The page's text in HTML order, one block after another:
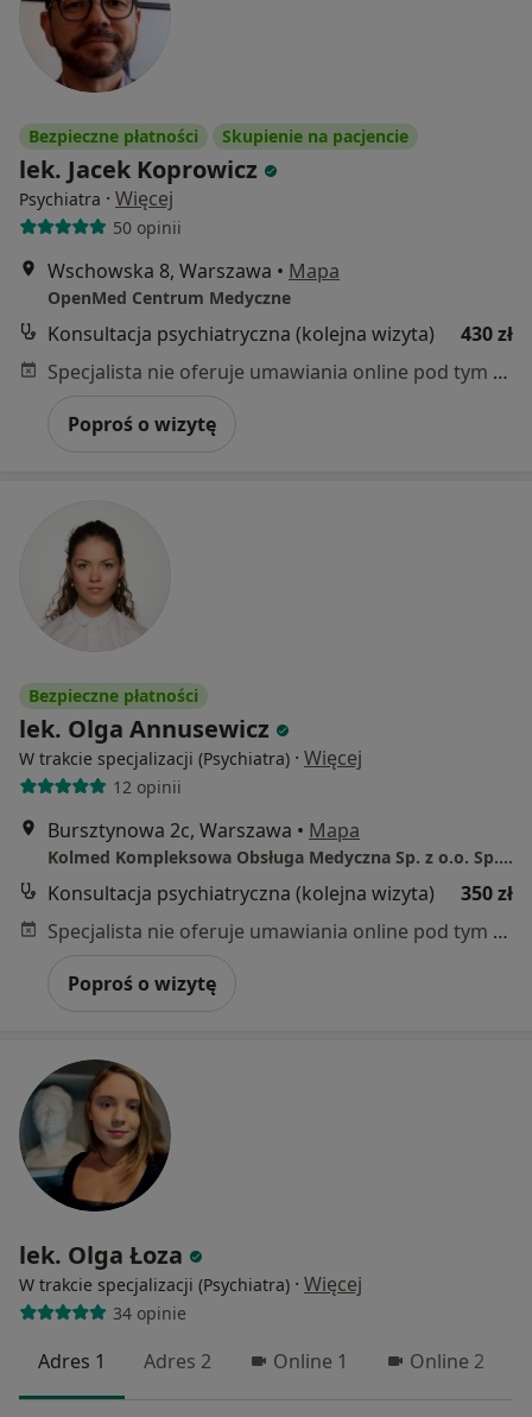
Bezpieczne płatności Skupienie na pacjencie
lek. Jacek Koprowicz
Psychiatra · Więcej
50 opinii
Wschowska 8, Warszawa • Mapa
OpenMed Centrum Medyczne
Konsultacja psychiatryczna (kolejna wizyta)
430 zł
Specjalista nie oferuje umawiania online pod tym adresem.
Poproś o wizytę
Bezpieczne płatności
lek. Olga Annusewicz
W trakcie specjalizacji (Psychiatra) · Więcej
12 opinii
Bursztynowa 2c, Warszawa • Mapa
Kolmed Kompleksowa Obsługa Medyczna Sp. z o.o. Sp. k.
Konsultacja psychiatryczna (kolejna wizyta)
350 zł
Specjalista nie oferuje umawiania online pod tym adresem.
Poproś o wizytę
lek. Olga Łoza
W trakcie specjalizacji (Psychiatra) · Więcej
34 opinie
Adres 1 Adres 2 Online 1 Online 2